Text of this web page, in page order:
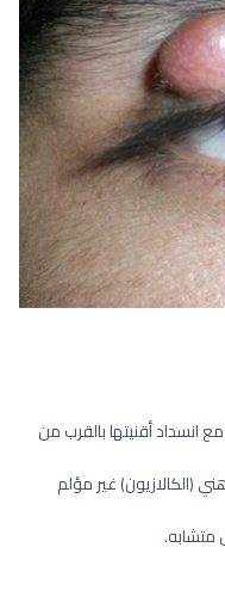
أقنيتها بالقرب من
(الكالازيون) غير مؤلم
متشابه.